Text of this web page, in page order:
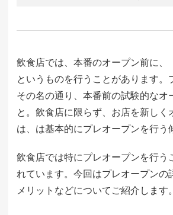
飲食店では、本番のオープン前に、
というものを行うことがあります。
その名の通り、本番前の試験的なオ
と。飲食店に限らず、お店を新しく
は、は基本的にプレオープンを行う
飲食店では特にプレオープンを行う
れています。今回はプレオープンの
メリットなどについてご紹介します。